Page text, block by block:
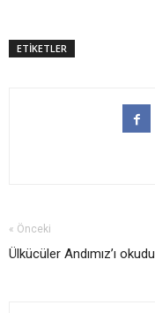
ETİKETLER
« Önceki
Ülkücüler Andımız’ı okudu